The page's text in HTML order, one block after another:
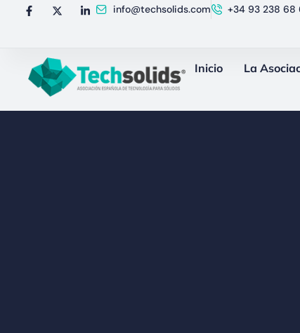
info@techsolids.com +34 93 238 68
Inicio La